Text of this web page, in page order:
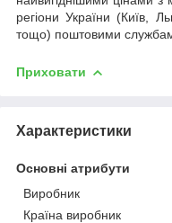
регіони України (Київ,
тощо) поштовими
Приховати
Характеристики
Основні атрибути
Виробник
Країна виробник